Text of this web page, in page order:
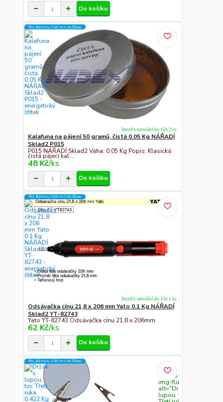
Do košíku
Na Adresu,Výd.místo,Boxu
Kalafuna na pájení 50 gramů, čistá 0.05 Kg NÁŘADÍ
Sklad2 P015
P015 NÁŘADÍ Sklad2 Váha: 0.05 Kg Popis: Klasická
čistá pájecí kal...
48 Kč/ks
Ihned k odeslání do 15h 2 ks
Do košíku
Na Adresu,Výd.místo,Boxu
Odsávačka cínu 21,8 x 206 mm Yato 0.1 Kg NÁŘADÍ
Sklad2 YT-82743
Yato YT-82743 Odsávačka cínu 21,8 x 206mm
62 Kč/ks
Ihned k odeslání do 15h 1 ks
Do košíku
Na Adresu,Výd.místo,Boxu
" class="c311
img-fluid"
alt="Držák s
lupou, tzv.